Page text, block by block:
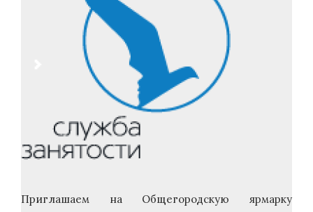
Приглашаем на Общегородскую ярмарку